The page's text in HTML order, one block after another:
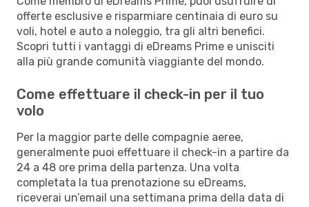
offerte esclusive e risparmiare centinaia di euro su
voli, hotel e auto a noleggio, tra gli altri benefici.
Scopri tutti i vantaggi di eDreams Prime e unisciti
alla più grande comunità viaggiante del mondo.
Come effettuare il check-in per il tuo
volo
Per la maggior parte delle compagnie aeree,
generalmente puoi effettuare il check-in a partire da
24 a 48 ore prima della partenza. Una volta
completata la tua prenotazione su eDreams,
riceverai un’email una settimana prima della data di